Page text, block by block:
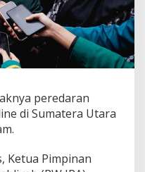
peredaran
di Sumatera Utara
Ketua Pimpinan